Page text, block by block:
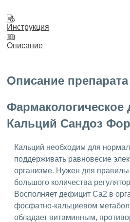
Инструкция
Описание
Описание препарата
Фармакологическое
Кальций Сандоз
Кальций необходим для
поддерживать равновесие
организме. Нужен для
большого количества
Восполняет дефицит Ca2 в
фосфатно-кальциевом
обладает витаминным,